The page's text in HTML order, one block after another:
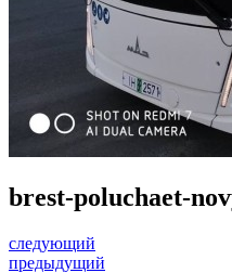
brest-poluchaet-
следующий
предыдущий